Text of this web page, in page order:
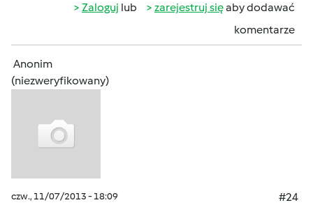
Zaloguj lub zarejestruj sięaby dodawać
komentarze
Anonim
(niezweryfikowany)
czw., 11/07/2013 - 18:09
#24